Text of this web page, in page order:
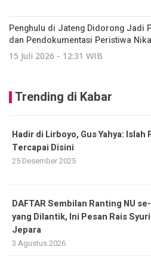
Penghulu di Jateng Didorong Jadi
dan Pendokumentasi Peristiwa
15 Juli 2026 - 12:31 WIB
Trending di Kabar
Hadir di Lirboyo, Gus Yahya: Islah
Tercapai Disini
25 Desember 2025
DAFTAR Sembilan Ranting NU
yang Dilantik, Ini Pesan Rais
Jepara
3 Agustus 2026